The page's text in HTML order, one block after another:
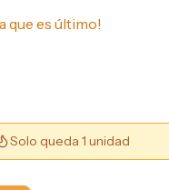
que es último!
Solo queda 1 unidad